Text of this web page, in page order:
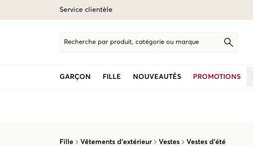
Service clientèle
Recherche par produit, catégorie ou marque
GARÇON FILLE NOUVEAUTÉS PROMOTIONS
Fille Vêtements d’extérieur Vestes Vestes d’été